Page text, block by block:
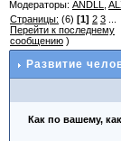
Модераторы: ANDLL
Страницы: (6) [1] 2 3
Перейти к последнему
сообщению )
Развитие
Как по вашему,